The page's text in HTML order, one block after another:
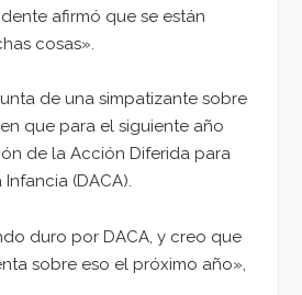
afirmó que se están
cosas».
de una simpatizante sobre
que para el siguiente año
de la Acción Diferida para
(DACA).
duro por DACA, y creo que
sobre eso el próximo año»,